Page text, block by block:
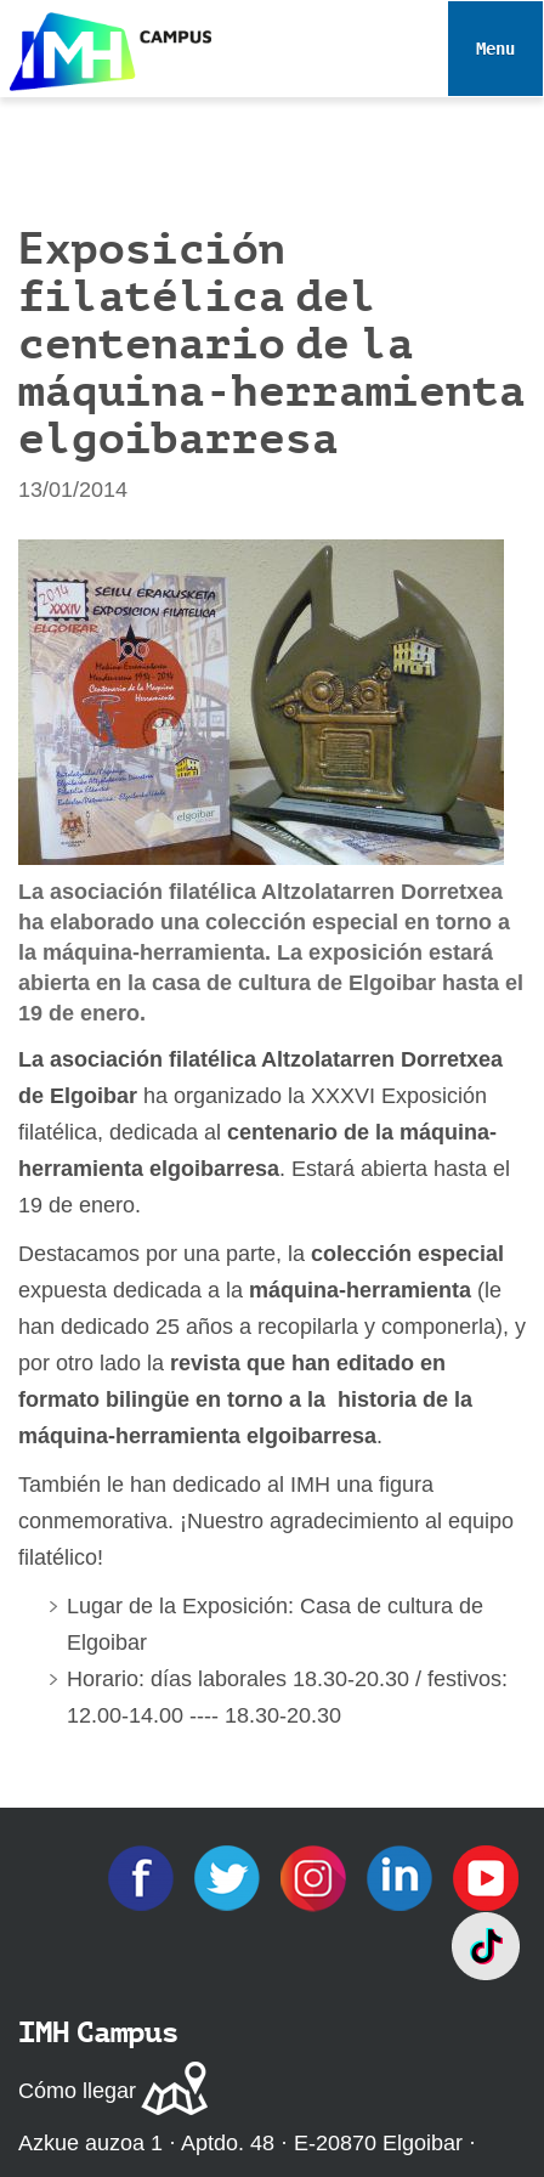
e
Toggle
Exposición
filatélica del
centenario de la
máquina-herramienta
elgoibarresa
13/01/2014
La asociación filatélica Altzolatarren Dorretxea
ha elaborado una colección especial en torno a
la máquina-herramienta. La exposición estará
abierta en la casa de cultura de Elgoibar hasta el
19 de enero.
La asociación filatélica Altzolatarren Dorretxea
de Elgoibar ha organizado la XXXVI Exposición
filatélica, dedicada al centenario de la máquina-
herramienta elgoibarresa. Estará abierta hasta el
19 de enero.
Destacamos por una parte, la colección especial
expuesta dedicada a la máquina-herramienta (le
han dedicado 25 años a recopilarla y componerla), y
por otro lado la revista que han editado en
formato bilingüe en torno a la historia de la
máquina-herramienta elgoibarresa.
También le han dedicado al IMH una figura
conmemorativa. ¡Nuestro agradecimiento al equipo
filatélico!
Lugar de la Exposición: Casa de cultura de
Elgoibar
Horario: días laborales 18.30-20.30 / festivos:
12.00-14.00 ---- 18.30-20.30
IMH Campus
Cómo llegar
Azkue auzoa 1 · Aptdo. 48 · E-20870 Elgoibar ·